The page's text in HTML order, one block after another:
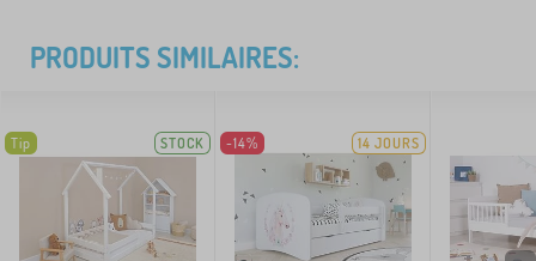
PRODUITS SIMILAIRES:
Tip STOCK -14% 14 JOURS